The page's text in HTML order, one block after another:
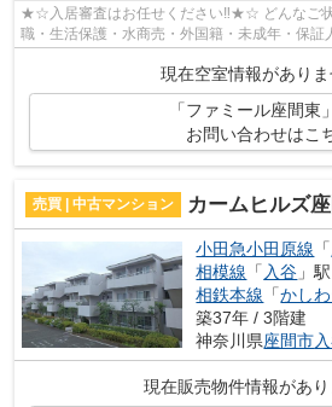
★☆入居審査はお任せください‼★☆ どんなご
職・生活保護・水商売・外国籍・未成年・保証
現在空室情報がありま
「ファミール座間東
お問い合わせはこ
売買 | 中古マンション カームヒルズ
小田急小田原線 「
相模線 「 入谷 」
相鉄本線 「かし
築37年 / 3階建
神奈川県座間市
現在販売物件情報があり